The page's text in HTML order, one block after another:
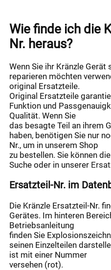
Wie finde ich die
Nr. heraus?
Wenn Sie ihr Kränzle
reparieren möchten
original Ersatzteile.
Original Ersatzteile
Funktion und
Qualität. Wenn Sie
das besagte Teil an ihrem
haben, benötigen Sie nur
Nr., um in unserem Shop
zu bestellen. Sie können
Suche oder in unserer
Ersatzteil-Nr. im
Die Kränzle Ersatzteil-Nr.
Gerätes. Im hinteren
Betriebsanleitung
finden Sie
seinen Einzelteilen
ist mit einer Nummer
versehen (rot).